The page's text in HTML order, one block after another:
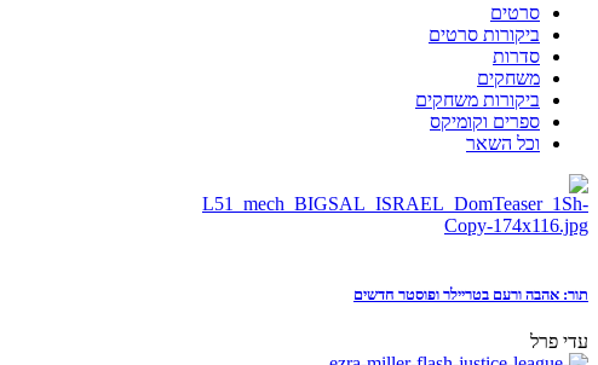
סרטים
ביקורות סרטים
סדרות
משחקים
ביקורות משחקים
ספרים וקומיקס
וכל השאר
תור: אהבה ורעם בטריילר ופוסטר חדשים
עדי פרל